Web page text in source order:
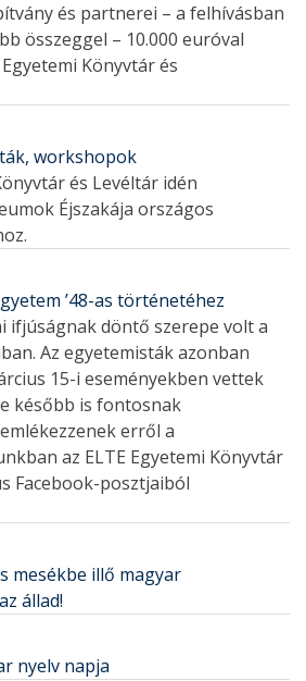
és partnerei – a felhívásban
összeggel – 10.000 euróval
Könyvtár és
workshopok
és Levéltár idén
Éjszakája országos
’48-as történetéhez
ifjúságnak döntő szerepe volt a
Az egyetemisták azonban
15-i eseményekben vettek
később is fontosnak
erről a
az ELTE Egyetemi Könyvtár
Facebook-posztjaiból
mesékbe illő magyar
állad!
nyelv napja